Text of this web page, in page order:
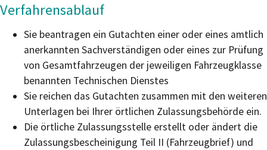
Verfahrensablauf
Sie beantragen ein Gutachten einer oder eines amtlich
anerkannten Sachverständigen oder eines zur Prüfung
von Gesamtfahrzeugen der jeweiligen Fahrzeugklasse
benannten Technischen Dienstes
Sie reichen das Gutachten zusammen mit den weiteren
Unterlagen bei Ihrer örtlichen Zulassungsbehörde ein.
Die örtliche Zulassungsstelle erstellt oder ändert die
Zulassungsbescheinigung Teil II (Fahrzeugbrief) und